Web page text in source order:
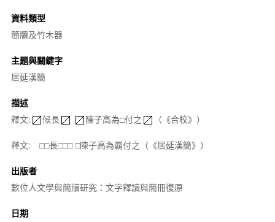
資料類型
簡牘及竹木器
主題與關鍵字
居延漢簡
描述
釋文:
候長 陳子高為□付之 （《合校》）
釋文: □□長□□□ □陳子高為霸付之（《居延漢簡》）
出版者
數位人文學與簡牘研究：文字釋讀與簡冊復原
日期